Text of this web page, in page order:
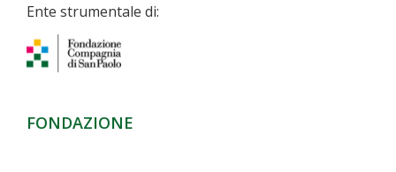
Ente strumentale di:
FONDAZIONE